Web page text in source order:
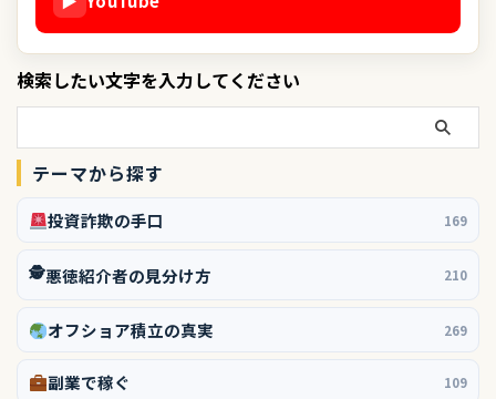
検索したい文字を入力してください
テーマから探す
投資詐欺の手口 169
🕵️悪徳紹介者の見分け方 210
オフショア積立の真実 269
副業で稼ぐ 109